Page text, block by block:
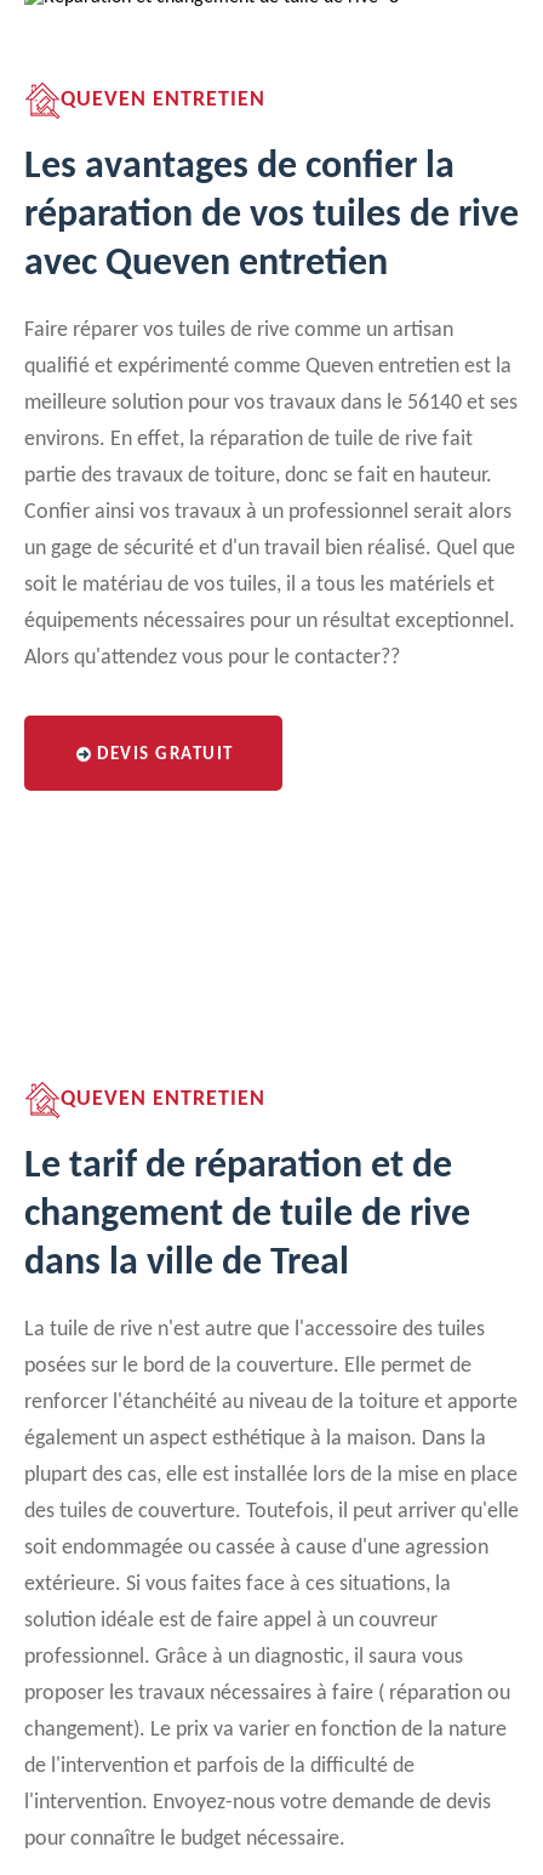
QUEVEN ENTRETIEN
Les avantages de confier la
réparation de vos tuiles de rive
avec Queven entretien
Faire réparer vos tuiles de rive comme un artisan
qualifié et expérimenté comme Queven entretien est la
meilleure solution pour vos travaux dans le 56140 et ses
environs. En effet, la réparation de tuile de rive fait
partie des travaux de toiture, donc se fait en hauteur.
Confier ainsi vos travaux à un professionnel serait alors
un gage de sécurité et d'un travail bien réalisé. Quel que
soit le matériau de vos tuiles, il a tous les matériels et
équipements nécessaires pour un résultat exceptionnel.
Alors qu'attendez vous pour le contacter??
DEVIS GRATUIT
QUEVEN ENTRETIEN
Le tarif de réparation et de
changement de tuile de rive
dans la ville de Treal
La tuile de rive n'est autre que l'accessoire des tuiles
posées sur le bord de la couverture. Elle permet de
renforcer l'étanchéité au niveau de la toiture et apporte
également un aspect esthétique à la maison. Dans la
plupart des cas, elle est installée lors de la mise en place
des tuiles de couverture. Toutefois, il peut arriver qu'elle
soit endommagée ou cassée à cause d'une agression
extérieure. Si vous faites face à ces situations, la
solution idéale est de faire appel à un couvreur
professionnel. Grâce à un diagnostic, il saura vous
proposer les travaux nécessaires à faire ( réparation ou
changement). Le prix va varier en fonction de la nature
de l'intervention et parfois de la difficulté de
l'intervention. Envoyez-nous votre demande de devis
pour connaître le budget nécessaire.